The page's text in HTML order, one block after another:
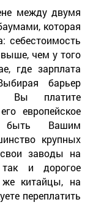
между двумя
которая
себестоимость
чем у того
где зарплата
барьер
Вы платите
европейское
быть Вашим
крупных
свои заводы на
и дорогое
китайцы, на
переплатить